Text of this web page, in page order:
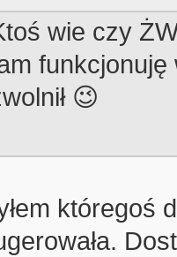
wie czy
funkcjonuję
😉
któregoś